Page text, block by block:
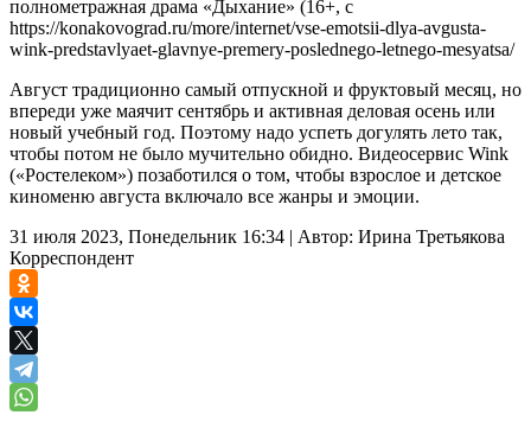
полнометражная драма «Дыхание» (16+, с
https://konakovograd.ru/more/internet/vse-emotsii-dlya-avgusta-
wink-predstavlyaet-glavnye-premery-poslednego-letnego-mesyatsa/
Август традиционно самый отпускной и фруктовый месяц, но
впереди уже маячит сентябрь и активная деловая осень или
новый учебный год. Поэтому надо успеть догулять лето так,
чтобы потом не было мучительно обидно. Видеосервис Wink
(«Ростелеком») позаботился о том, чтобы взрослое и детское
киноменю августа включало все жанры и эмоции.
31 июля 2023, Понедельник 16:34 | Автор: Ирина Третьякова
Корреспондент